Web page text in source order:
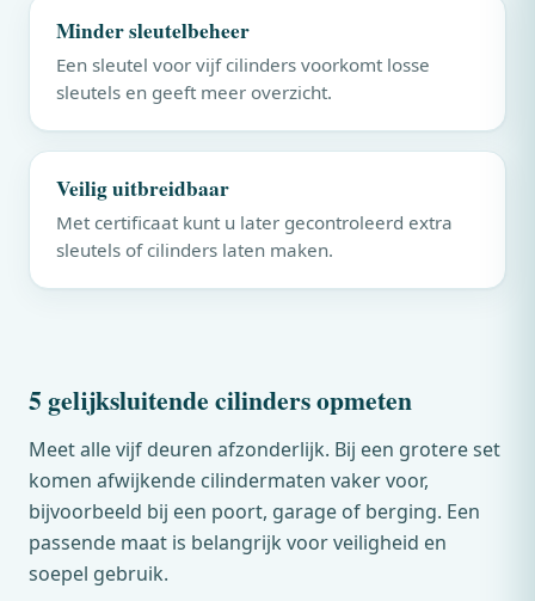
Minder sleutelbeheer
Een sleutel voor vijf cilinders voorkomt losse
sleutels en geeft meer overzicht.
Veilig uitbreidbaar
Met certificaat kunt u later gecontroleerd extra
sleutels of cilinders laten maken.
5 gelijksluitende cilinders opmeten
Meet alle vijf deuren afzonderlijk. Bij een grotere set
komen afwijkende cilindermaten vaker voor,
bijvoorbeeld bij een poort, garage of berging. Een
passende maat is belangrijk voor veiligheid en
soepel gebruik.